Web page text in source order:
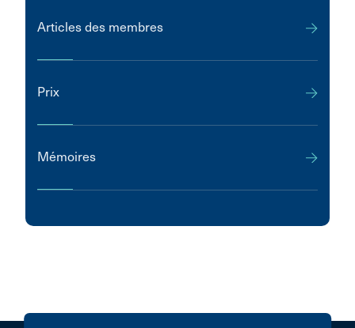
Articles des membres
Prix
Mémoires